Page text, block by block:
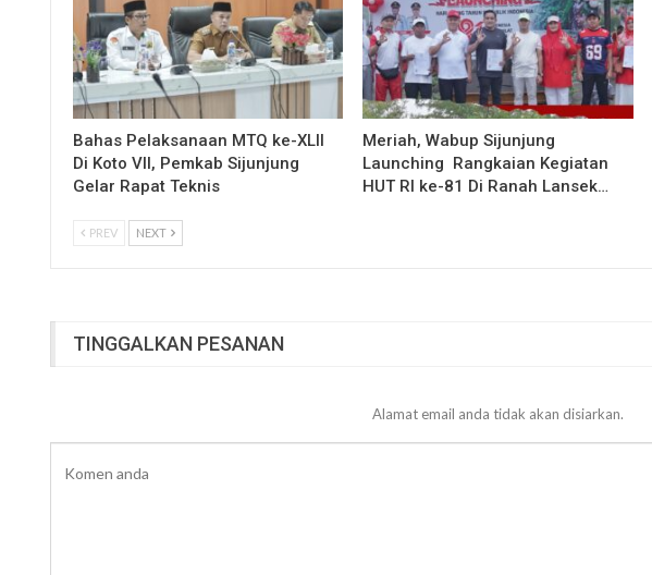
Bahas Pelaksanaan MTQ ke-XLII
Di Koto VII, Pemkab Sijunjung
Gelar Rapat Teknis
Meriah, Wabup Sijunjung
Launching Rangkaian Kegiatan
HUT RI ke-81 Di Ranah Lansek…
PREV NEXT
TINGGALKAN PESANAN
Alamat email anda tidak akan disiarkan.